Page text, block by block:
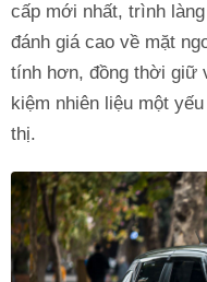
cấp mới nhất, trình
đánh giá cao về mặt
tính hơn, đồng thời giữ
kiệm nhiên liệu một
thị.